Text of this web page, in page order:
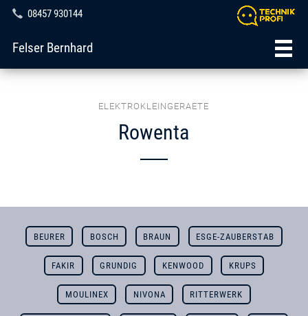
08457 930144
Felser Bernhard
ELEKTROKLEINGERAETE
Rowenta
BEURER BOSCH BRAUN ESGE-ZAUBERSTAB
FAKIR GRUNDIG KENWOOD KRUPS
MOULINEX NIVONA RITTERWERK